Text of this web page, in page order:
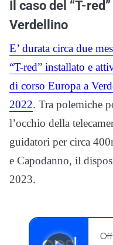
Il caso del “T-
Verdellino
E’ durata circa due
“T-red” installato e
di corso Europa a
2022. Tra polemiche
l’occhio della
guidatori per circa
e Capodanno, il
2023.